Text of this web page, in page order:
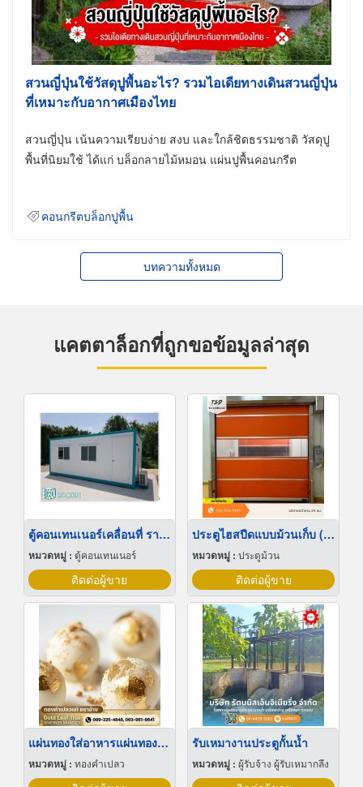
สวนญี่ปุ่นใช้วัสดุปูพื้นอะไร? รวมไอเดียทางเดินสวนญี่ปุ่น
ที่เหมาะกับอากาศเมืองไทย
สวนญี่ปุ่น เน้นความเรียบง่าย สงบ และใกล้ชิดธรรมชาติ วัสดุปู
พื้นที่นิยมใช้ ได้แก่ บล็อกลายไม้หมอน แผ่นปูพื้นคอนกรีต
คอนกรีตบล็อกปูพื้น
บทความทั้งหมด
แคตตาล็อกที่ถูกขอข้อมูลล่าสุด
ตู้คอนเทนเนอร์เคลื่อนที่ ราคาถูก
หมวดหมู่ : ตู้คอนเทนเนอร์
ติดต่อผู้ขาย
ประตูไฮสปีดแบบม้วนเก็บ (Roll-Up High Speed Door)
หมวดหมู่ : ประตูม้วน
ติดต่อผู้ขาย
แผ่นทองใส่อาหารแผ่นทองติดขนมเค้กใส่ทอง
หมวดหมู่ : ทองคำเปลว
รับเหมางานประตูกั้นน้ำ
หมวดหมู่ : ผู้รับจ้าง ผู้รับเหมากลึง